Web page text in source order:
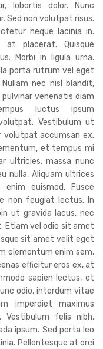
lobortis dolor. Nunc
Sed non volutpat risus.
neque lacinia in.
at placerat. Quisque
Morbi in ligula urna.
porta rutrum vel eget
nec nisl blandit,
venenatis diam
luctus ipsum
Vestibulum ut
volutpat accumsan ex.
et tempus mi
ultricies, massa nunc
nulla. Aliquam ultrices
euismod. Fusce
non feugiat lectus. In
ut gravida lacus, nec
Etiam vel odio sit amet
sit amet velit eget
elementum enim sem,
efficitur eros ex, at
sapien lectus, et
odio, interdum vitae
imperdiet maximus
Vestibulum felis nibh,
ipsum. Sed porta leo
Pellentesque at orci